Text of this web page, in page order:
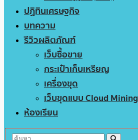
ปฏิทินเศรษฐกิจ
บทความ
รีวิวผลิตภัณฑ์
เว็บซื้อขาย
กระเป๋าเก็บเหรียญ
เครื่องขุด
เว็บขุดแบบ Cloud Mining
ห้องเรียน